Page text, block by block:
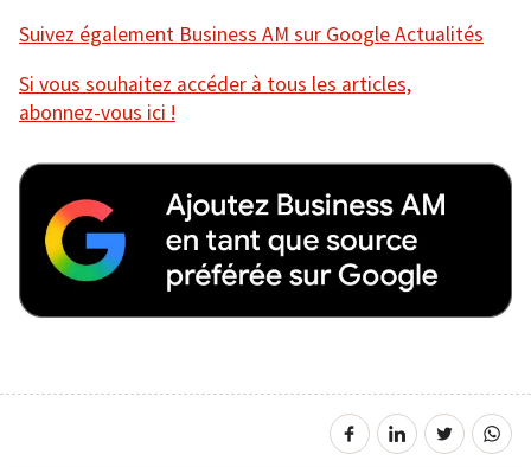
Suivez également Business AM sur Google Actualités
Si vous souhaitez accéder à tous les articles,
abonnez-vous ici !